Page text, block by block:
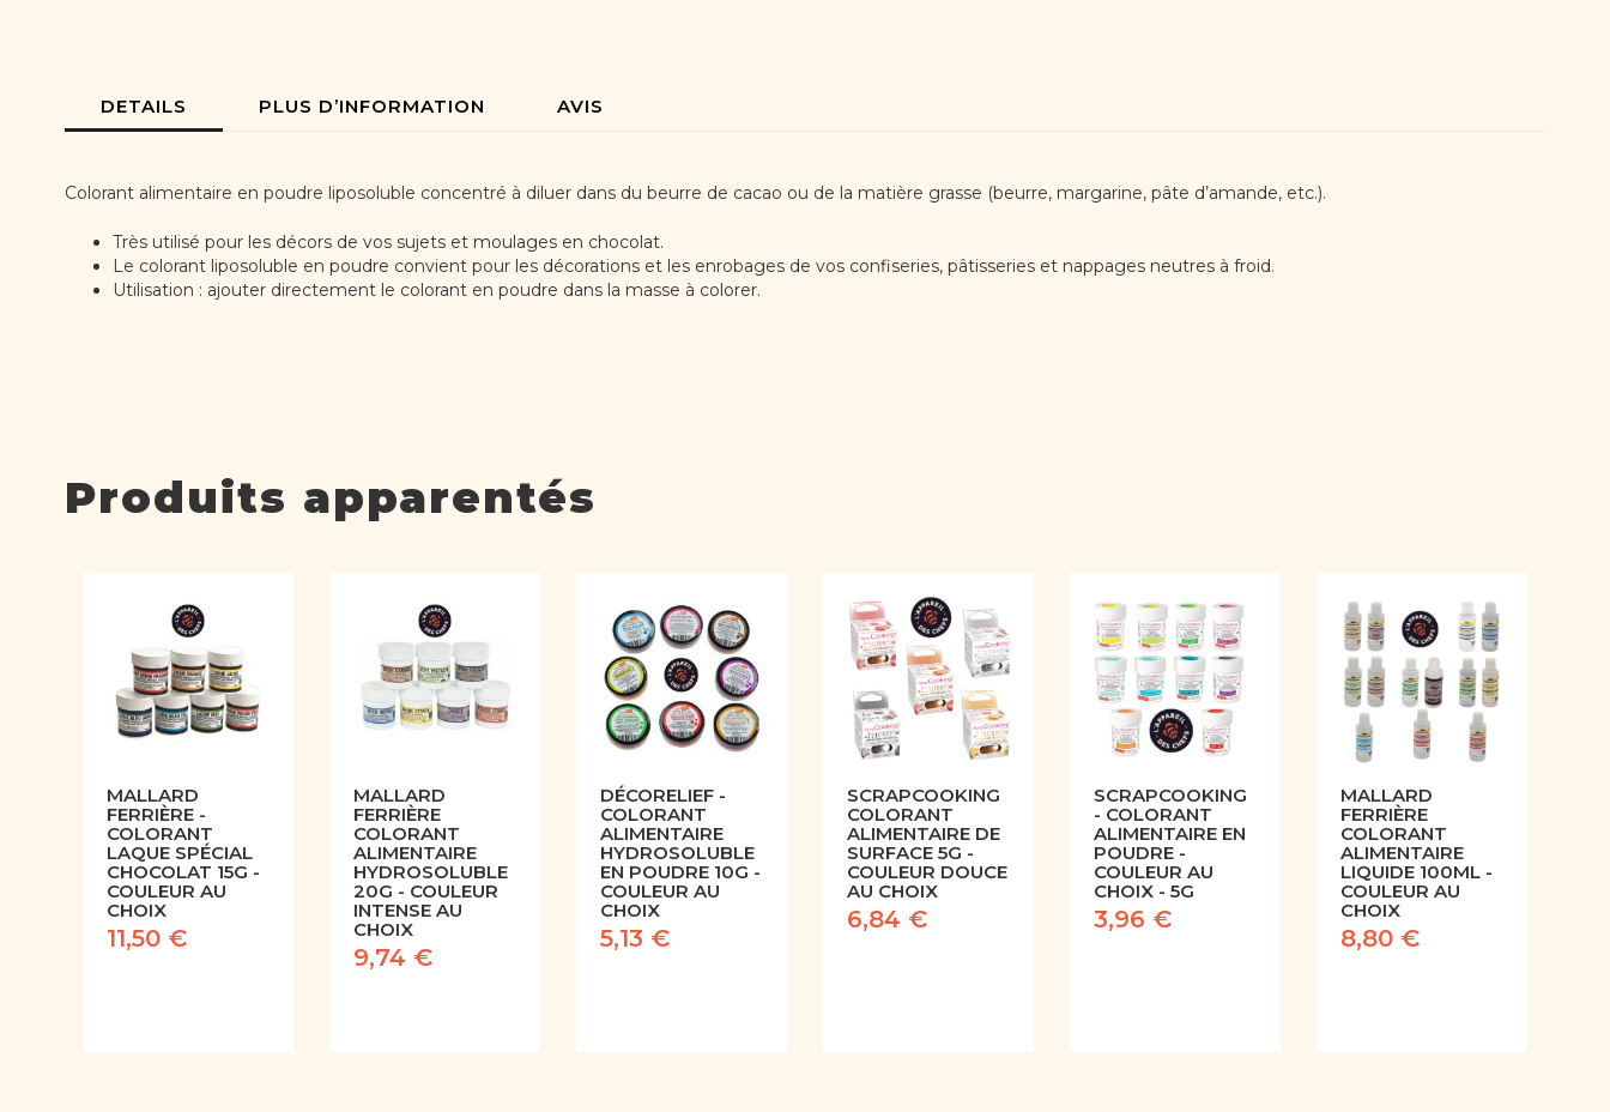
imagesDETAILS
Colorant alimentaire en poudre liposoluble concentré à diluer dans du beurre de cacao ou de la matière grasse (beurre, margarine, pâte d’amande, etc.).
Très utilisé pour les décors de vos sujets et moulages en chocolat.
Le colorant liposoluble en poudre convient pour les décorations et les enrobages de vos confiseries, pâtisseries et nappages neutres à froid.
Utilisation : ajouter directement le colorant en poudre dans la masse à colorer.
PLUS D’INFORMATION AVIS
Produits apparentés
MALLARD
FERRIÈRE -
COLORANT
LAQUE SPÉCIAL
CHOCOLAT 15G -
COULEUR AU
CHOIX
11,50 €
MALLARD
FERRIÈRE
COLORANT
ALIMENTAIRE
HYDROSOLUBLE
20G - COULEUR
INTENSE AU
CHOIX
9,74 €
DÉCORELIEF -
COLORANT
ALIMENTAIRE
HYDROSOLUBLE
EN POUDRE 10G -
COULEUR AU
CHOIX
5,13 €
SCRAPCOOKING
COLORANT
ALIMENTAIRE DE
SURFACE 5G -
COULEUR DOUCE
AU CHOIX
6,84 €
SCRAPCOOKING
- COLORANT
ALIMENTAIRE EN
POUDRE -
COULEUR AU
CHOIX - 5G
3,96 €
MALLARD
FERRIÈRE
COLORANT
ALIMENTAIRE
LIQUIDE 100ML -
COULEUR AU
CHOIX
8,80 €